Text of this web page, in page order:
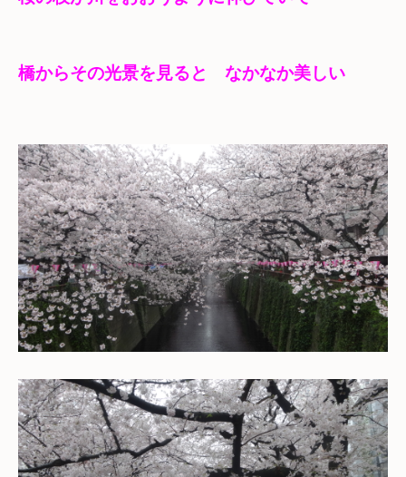
橋からその光景を見ると　なかなか美しい